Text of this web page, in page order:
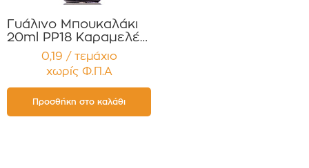
Γυάλινο Μπουκαλάκι
20ml PP18 Καραμελέ
για Αιθέρια Έλαια ,
Βάμματα , Αρώματα
Συσκευασία 12
τεμαχίων
0,19 / τεμάχιο
χωρίς Φ.Π.Α
Προσθήκη στο καλάθι